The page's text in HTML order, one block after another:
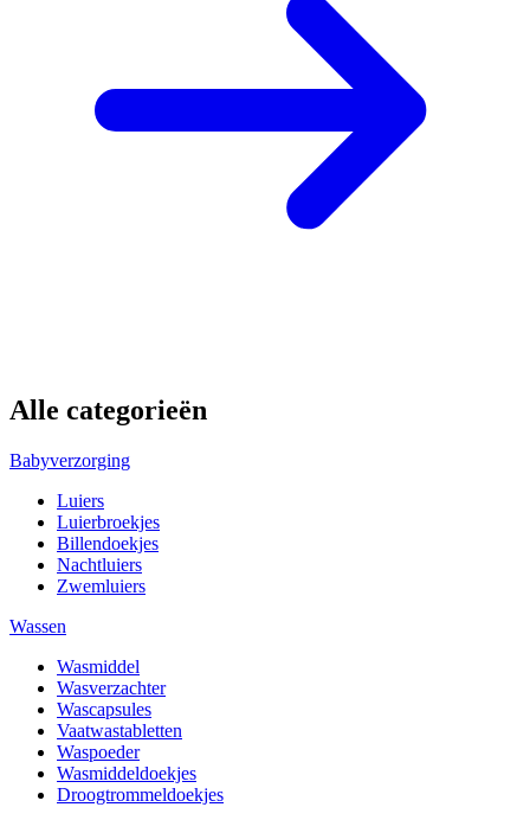
Alle categorieën
Babyverzorging
Luiers
Luierbroekjes
Billendoekjes
Nachtluiers
Zwemluiers
Wassen
Wasmiddel
Wasverzachter
Wascapsules
Vaatwastabletten
Waspoeder
Wasmiddeldoekjes
Droogtrommeldoekjes